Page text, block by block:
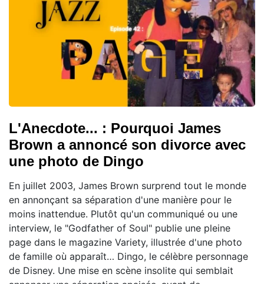
L'Anecdote... : Pourquoi James
Brown a annoncé son divorce avec
une photo de Dingo
En juillet 2003, James Brown surprend tout le monde
en annonçant sa séparation d'une manière pour le
moins inattendue. Plutôt qu'un communiqué ou une
interview, le "Godfather of Soul" publie une pleine
page dans le magazine Variety, illustrée d'une photo
de famille où apparaît… Dingo, le célèbre personnage
de Disney. Une mise en scène insolite qui semblait